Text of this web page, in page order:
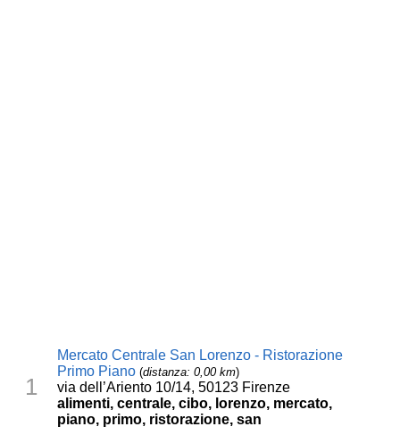
1
Mercato Centrale San Lorenzo - Ristorazione
Primo Piano (distanza: 0,00 km)
via dell’Ariento 10/14, 50123 Firenze
alimenti, centrale, cibo, lorenzo, mercato,
piano, primo, ristorazione, san